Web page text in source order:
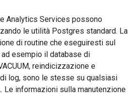
Analytics Services possono
le utilità Postgres standard. La
di routine che eseguiresti sul
esempio il database di
reindicizzazione e
log, sono le stesse su qualsiasi
Le informazioni sulla manutenzione